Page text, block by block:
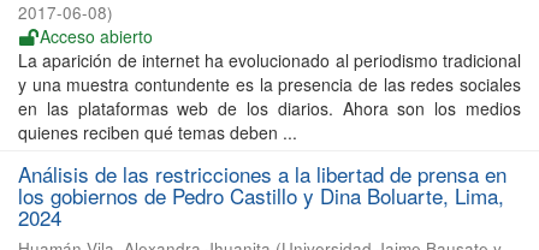
2017-06-08)
Acceso abierto
La aparición de internet ha evolucionado al periodismo tradicional
y una muestra contundente es la presencia de las redes sociales
en las plataformas web de los diarios. Ahora son los medios
quienes reciben qué temas deben ...
Análisis de las restricciones a la libertad de prensa en
los gobiernos de Pedro Castillo y Dina Boluarte, Lima,
2024